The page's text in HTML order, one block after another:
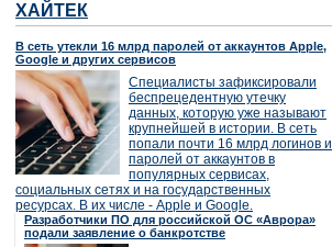
ХАЙТЕК
В сеть утекли 16 млрд паролей от аккаунтов Apple,
Google и других сервисов
Специалисты зафиксировали
беспрецедентную утечку
данных, которую уже называют
крупнейшей в истории. В сеть
попали почти 16 млрд логинов и
паролей от аккаунтов в
популярных сервисах,
социальных сетях и на государственных
ресурсах. В их числе - Apple и Google.
Разработчики ПО для российской ОС «Аврора»
подали заявление о банкротстве